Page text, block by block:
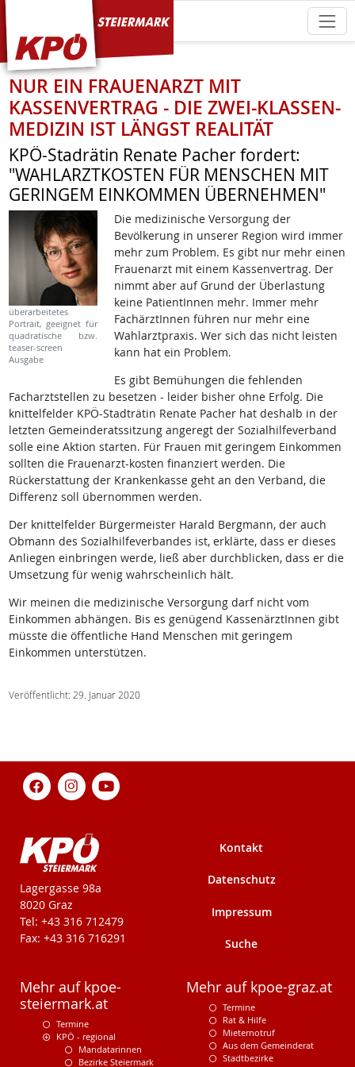
KPÖ Steiermark
NUR EIN FRAUENARZT MIT
KASSENVERTRAG - DIE ZWEI-KLASSEN-
MEDIZIN IST LÄNGST REALITÄT
KPÖ-Stadrätin Renate Pacher fordert:
"WAHLARZTKOSTEN FÜR MENSCHEN MIT
GERINGEM EINKOMMEN ÜBERNEHMEN"
überarbeitetes
Portrait, geeignet für
quadratische bzw.
teaser-screen
Ausgabe
Die medizinische Versorgung der
Bevölkerung in unserer Region wird immer
mehr zum Problem. Es gibt nur mehr einen
Frauenarzt mit einem Kassenvertrag. Der
nimmt aber auf Grund der Überlastung
keine PatientInnen mehr. Immer mehr
FachärztInnen führen nur mehr eine
Wahlarztpraxis. Wer sich das nicht leisten
kann hat ein Problem.
Es gibt Bemühungen die fehlenden
Facharztstellen zu besetzen - leider bisher ohne Erfolg. Die
knittelfelder KPÖ-Stadträtin Renate Pacher hat deshalb in der
letzten Gemeinderatssitzung angeregt der Sozialhilfeverband
solle eine Aktion starten. Für Frauen mit geringem Einkommen
sollten die Frauenarzt-kosten finanziert werden. Die
Rückerstattung der Krankenkasse geht an den Verband, die
Differenz soll übernommen werden.
Der knittelfelder Bürgermeister Harald Bergmann, der auch
Obmann des Sozialhilfeverbandes ist, erklärte, dass er dieses
Anliegen einbringen werde, ließ aber durchblicken, dass er die
Umsetzung für wenig wahrscheinlich hält.
Wir meinen die medizinische Versorgung darf nicht vom
Einkommen abhängen. Bis es genügend KassenärztInnen gibt
müsste die öffentliche Hand Menschen mit geringem
Einkommen unterstützen.
Veröffentlicht: 29. Januar 2020
KPÖ-Steiermark
Lagergasse 98a
8020 Graz
Tel: +43 316 712479
Fax: +43 316 716291
Kontakt
Datenschutz
Impressum
Suche
Mehr auf kpoe-
steiermark.at
Termine
KPÖ - regional
Mandatarinnen
Bezirke Steiermark
Mehr auf kpoe-graz.at
Termine
Rat & Hilfe
Mieternotruf
Aus dem Gemeinderat
Stadtbezirke